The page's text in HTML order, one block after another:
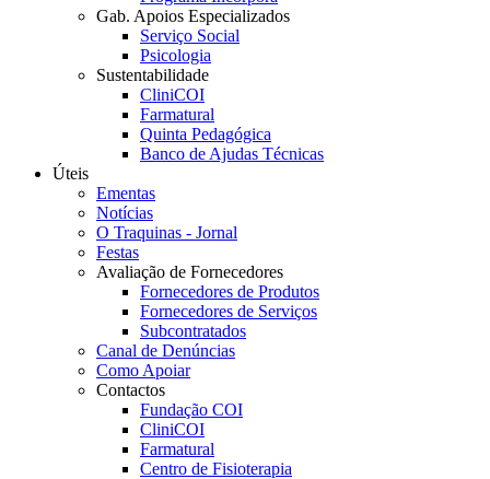
Gab. Apoios Especializados
Serviço Social
Psicologia
Sustentabilidade
CliniCOI
Farmatural
Quinta Pedagógica
Banco de Ajudas Técnicas
Úteis
Ementas
Notícias
O Traquinas - Jornal
Festas
Avaliação de Fornecedores
Fornecedores de Produtos
Fornecedores de Serviços
Subcontratados
Canal de Denúncias
Como Apoiar
Contactos
Fundação COI
CliniCOI
Farmatural
Centro de Fisioterapia